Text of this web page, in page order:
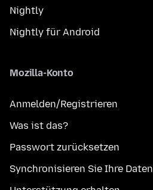
Nightly
Nightly für Android
Mozilla-Konto
Anmelden/Registrieren
Was ist das?
Passwort zurücksetzen
Synchronisieren Sie Ihre Daten